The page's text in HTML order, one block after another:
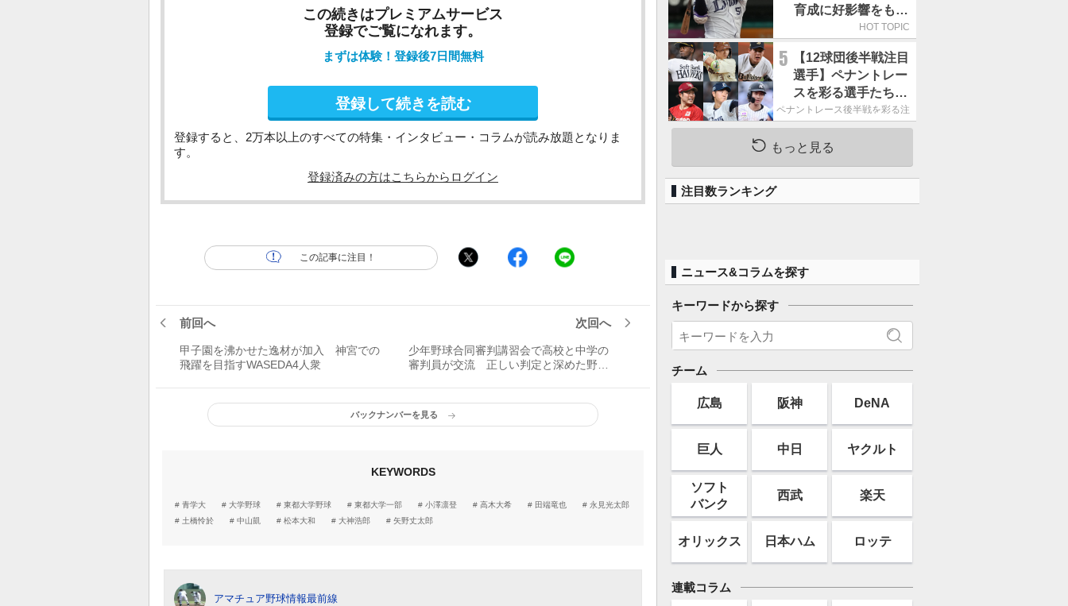
この続きはプレミアムサービス
登録でご覧になれます。
まずは体験！登録後7日間無料
登録して続きを読む
登録すると、2万本以上のすべての特集・インタビュー・コラムが読み放題となりま
す。
登録済みの方はこちらからログイン
この記事に注目！
前回へ
甲子園を沸かせた逸材が加入 神宮での
飛躍を目指すWASEDA4人衆
次回へ
少年野球合同審判講習会で高校と中学の
審判員が交流 正しい判定と深めた野球
バックナンバーを見る
KEYWORDS
青学大 大学野球 東都大学野球 東都大学一部 小澤凛登 高木大希 田端竜也
永見光太郎
土橋怜於
中山凱 松本大和 大神浩郎 矢野丈太郎
アマチュア野球情報最前線
育成に好影響をもた
らす西武 象徴は高
HOT TOPIC
5
【12球団後半戦注目
選手】ペナントレー
スを彩る選手たち
ここからが本当の勝
負｜パ・リーグ編
ペナントレース後半戦を彩る注目選手たち
もっと見る
注目数ランキング
ニュース&コラムを探す
キーワードから探す
チーム
広島 阪神 DeNA
巨人 中日 ヤクルト
ソフト
バンク
西武 楽天
オリックス 日本ハム ロッテ
連載コラム